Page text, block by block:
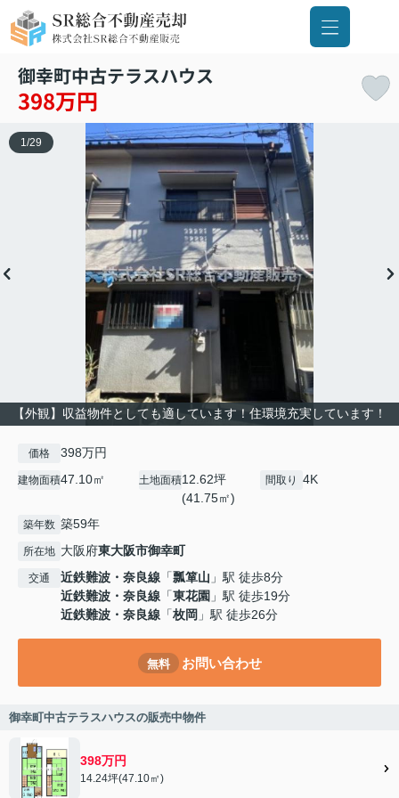
御幸町中古テラスハウス
398万円
【外観】収益物件としても適しています！住環境充実しています！
1 /29
価格 398万円
建物面積47.10㎡ 土地面積12.62坪
(41.75㎡)
間取り 4K
築年数 築59年
所在地 大阪府東大阪市御幸町
交通 近鉄難波・奈良線 「瓢箪山 」駅 徒歩8分
近鉄難波・奈良線 「東花園 」駅 徒歩19分
近鉄難波・奈良線 「枚岡 」駅 徒歩26分
無料 お問い合わせ
御幸町中古テラスハウスの販売中物件
398万円
14.24坪(47.10㎡)